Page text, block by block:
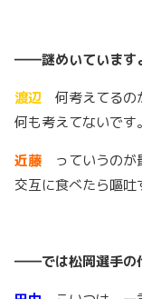
――謎めいています
渡辺
何考えてるの
何も考えてないです。
近藤
っていうの
交互に食べたら嘔吐
――では松岡選手の